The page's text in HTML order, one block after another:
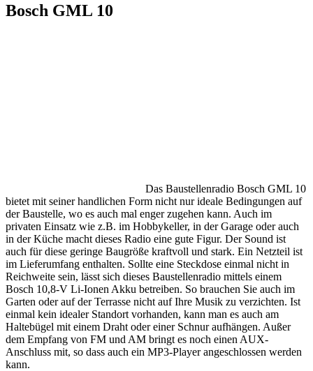
Bosch GML 10
Das Baustellenradio Bosch GML 10
bietet mit seiner handlichen Form nicht nur ideale Bedingungen auf
der Baustelle, wo es auch mal enger zugehen kann. Auch im
privaten Einsatz wie z.B. im Hobbykeller, in der Garage oder auch
in der Küche macht dieses Radio eine gute Figur. Der Sound ist
auch für diese geringe Baugröße kraftvoll und stark. Ein Netzteil ist
im Lieferumfang enthalten. Sollte eine Steckdose einmal nicht in
Reichweite sein, lässt sich dieses Baustellenradio mittels einem
Bosch 10,8-V Li-Ionen Akku betreiben. So brauchen Sie auch im
Garten oder auf der Terrasse nicht auf Ihre Musik zu verzichten. Ist
einmal kein idealer Standort vorhanden, kann man es auch am
Haltebügel mit einem Draht oder einer Schnur aufhängen. Außer
dem Empfang von FM und AM bringt es noch einen AUX-
Anschluss mit, so dass auch ein MP3-Player angeschlossen werden
kann.